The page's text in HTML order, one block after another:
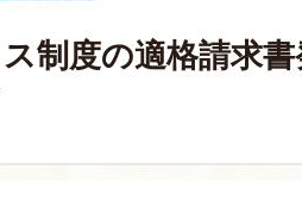
制度の適格請求